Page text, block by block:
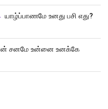
யாழ்ப்பாணமே உனது பசி எது?
சனமே உன்னை உனக்கே